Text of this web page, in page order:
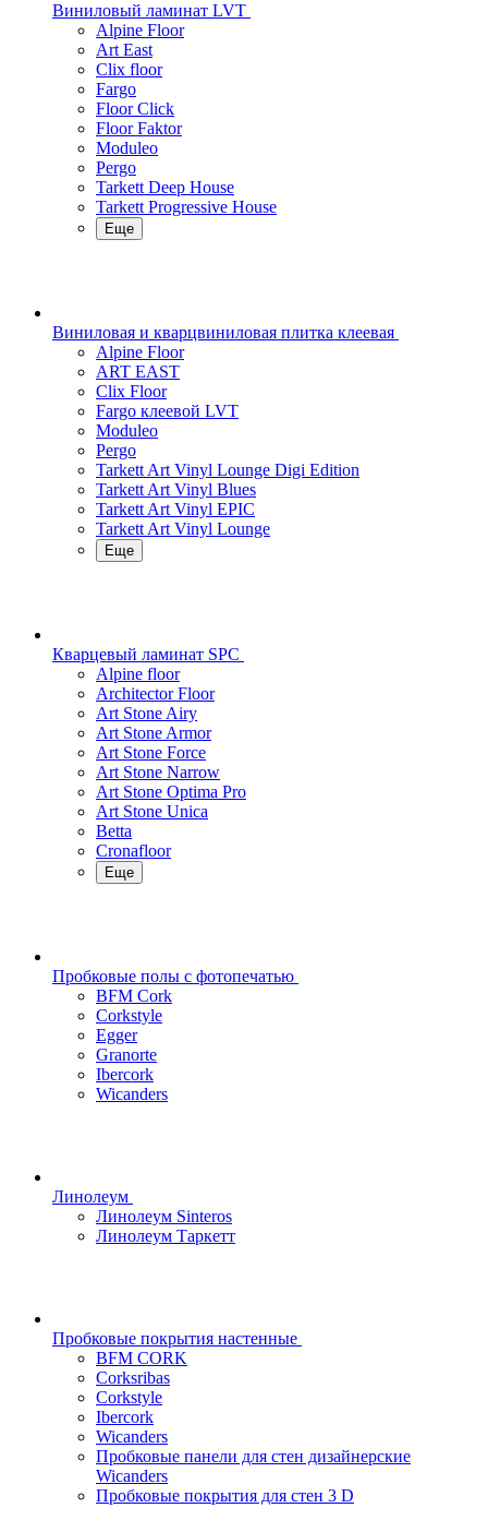
Виниловый ламинат LVT
Alpine Floor
Art East
Clix floor
Fargo
Floor Click
Floor Faktor
Moduleo
Pergo
Tarkett Deep House
Tarkett Progressive House
Еще
Виниловая и кварцвиниловая плитка клеевая
Alpine Floor
ART EAST
Clix Floor
Fargo клеевой LVT
Moduleo
Pergo
Tarkett Art Vinyl Lounge Digi Edition
Tarkett Art Vinyl Blues
Tarkett Art Vinyl EPIC
Tarkett Art Vinyl Lounge
Еще
Кварцевый ламинат SPC
Alpine floor
Architector Floor
Art Stone Airy
Art Stone Armor
Art Stone Force
Art Stone Narrow
Art Stone Optima Pro
Art Stone Unica
Betta
Cronafloor
Еще
Пробковые полы с фотопечатью
BFM Cork
Corkstyle
Egger
Granorte
Ibercork
Wicanders
Линолеум
Линолеум Sinteros
Линолеум Таркетт
Пробковые покрытия настенные
BFM CORK
Corksribas
Corkstyle
Ibercork
Wicanders
Пробковые панели для стен дизайнерские
Wicanders
Пробковые покрытия для стен 3 D